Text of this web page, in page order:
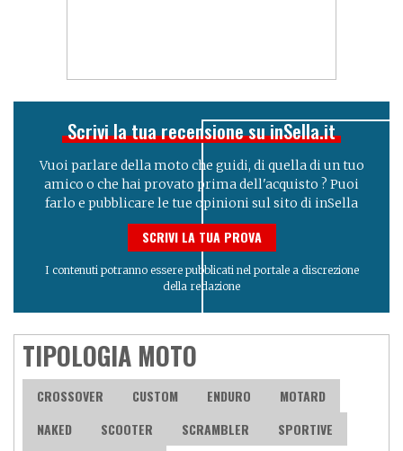
Scrivi la tua recensione su inSella.it
Vuoi parlare della moto che guidi, di quella di un tuo
amico o che hai provato prima dell'acquisto ? Puoi
farlo e pubblicare le tue opinioni sul sito di inSella
SCRIVI LA TUA PROVA
I contenuti potranno essere pubblicati nel portale a discrezione
della redazione
TIPOLOGIA MOTO
CROSSOVER CUSTOM ENDURO
MOTARD
NAKED
SCOOTER SCRAMBLER
SPORTIVE